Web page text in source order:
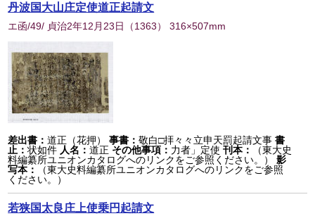
丹波国大山庄定使道正起請文
エ函/49/ 貞治2年12月23日 （1363） 316×507mm
差出書：道正（花押） 事書：敬白□拝々々立申天罰起請文事書
止：状如件 人名：道正 その他事項： 力者」定使刊本：
（東大史
料編纂所ユニオンカタログへのリンクをご参照ください。）
影
写本：
（東大史料編纂所ユニオンカタログへのリンクをご参照
ください。）
若狭国太良庄上使乗円起請文